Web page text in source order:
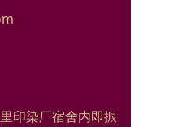
印染厂宿舍内即振